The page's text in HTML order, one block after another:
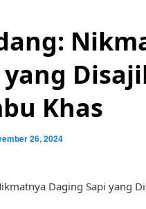
yang
Khas
26, 2024
Daging Sapi yang